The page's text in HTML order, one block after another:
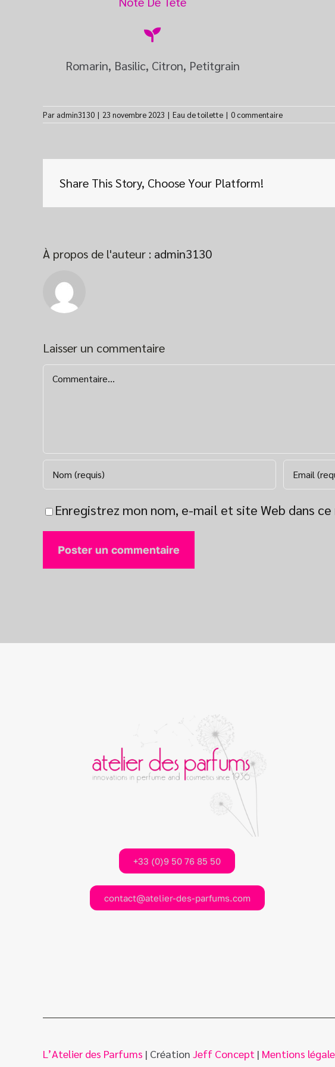
Romarin, Basilic, Citron, Petitgrain
Par admin3130 | 23 novembre 2023 | Eau de toilette | 0 commentaire
Share This Story, Choose Your Platform!
À propos de l'auteur : admin3130
Laisser un commentaire
Commentaire
Enregistrez mon nom, e-mail et site Web dans
+33 (0)9 50 76 85 50
contact@atelier-des-parfums.com
L’Atelier des Parfums | Création Jeff Concept | Mentions